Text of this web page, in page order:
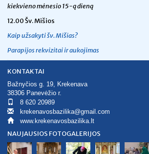
kiekvieno mėnesio 15-ą dieną
12.00 Šv. Mišios
Kaip užsakyti šv. Mišias?
Parapijos rekvizitai ir aukojimas
KONTAKTAI
Bažnyčios g. 19, Krekenava
38306 Panevėžio r.
8 620 20989
krekenavosbazilika@gmail.com
www.krekenavosbazilika.lt
NAUJAUSIOS FOTOGALERIJOS